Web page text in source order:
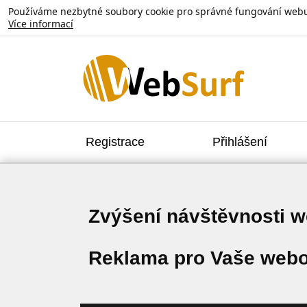
Používáme nezbytné soubory cookie pro správné fungování
Více informací
Registrace Přihlášení
Zvýšení návštěvnosti
Reklama pro Vaše